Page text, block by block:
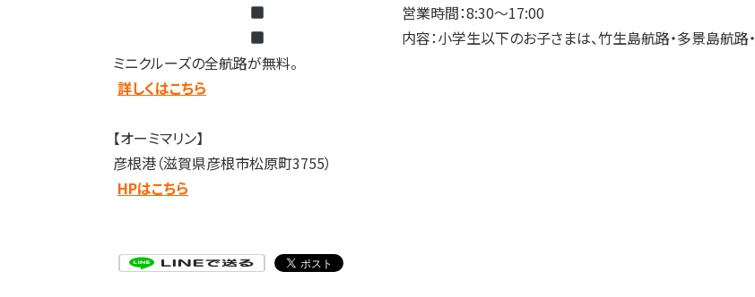
営業時間：8:30～17:00
内容：小学生以下のお子さまは、竹生島航路・多景島航路・
ミニクルーズの全航路が無料。
詳しくはこちら
【オーミマリン】
彦根港（滋賀県彦根市松原町3755）
HPはこちら